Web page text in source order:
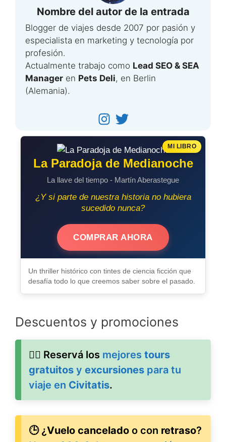
Nombre del autor de la entrada
Blogger de viajes desde 2007 por pasión y
especialista en marketing y tecnología por
profesión.
Actualmente trabajo como Lead SEO & SEA
Manager en Pets Deli, en Berlin
(Alemania).
MI LIBRO
La Paradoja de Medianoche
La llave del tiempo - Martín Aberastegue
¿Y si parte de nuestra historia no hubiera
sucedido nunca?
COMPRAR AHORA
Un thriller histórico con tintes de ciencia ficción que
desafía todo lo que creemos saber sobre el pasado.
Descuentos y promociones
🚶‍♂️ Reservá los mejores tours
gratuitos y excursiones para tu
viaje en Civitatis.
🕒 ¿Vuelo cancelado o con retraso?